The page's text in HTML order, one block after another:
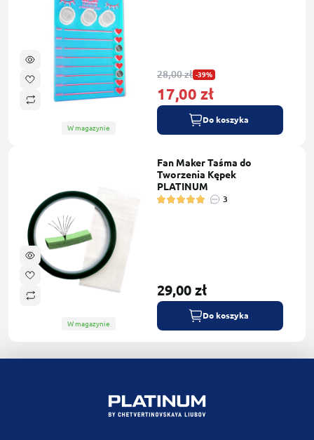
W magazynie
28,00 zł -39%
17,00 zł
Do koszyka
W magazynie
Fan Maker Taśma do
Tworzenia Kępek
PLATINUM
3
29,00 zł
Do koszyka